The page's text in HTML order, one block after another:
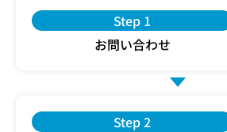
Step 1
お問い合わせ
Step 2